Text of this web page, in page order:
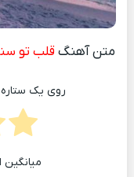
متن آهنگ قلب تو
روی یک ستاره
میانگین